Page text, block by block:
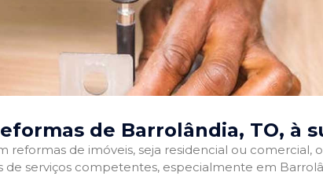
de Barrolândia, TO, à
reformas de imóveis, seja residencial ou comercial,
serviços competentes, especialmente em